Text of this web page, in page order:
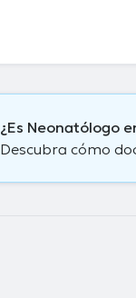
¿Es Neonatólogo
Descubra cómo